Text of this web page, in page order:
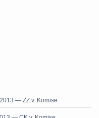
— ZZ v. Komise